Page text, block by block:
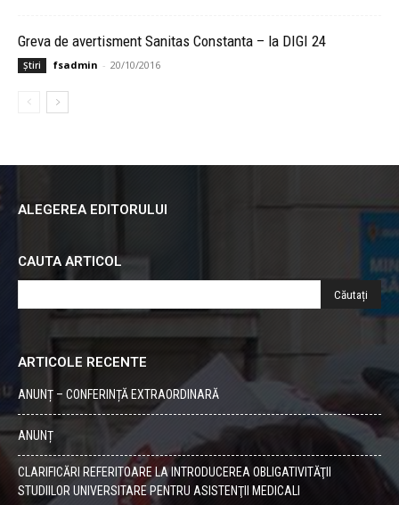
Greva de avertisment Sanitas Constanta – la DIGI 24
Știri fsadmin - 20/10/2016
ALEGEREA EDITORULUI
CAUTA ARTICOL
ARTICOLE RECENTE
ANUNȚ – CONFERINȚĂ EXTRAORDINARĂ
ANUNȚ
CLARIFICĂRI REFERITOARE LA INTRODUCEREA OBLIGATIVITĂŢII
STUDIILOR UNIVERSITARE PENTRU ASISTENŢII MEDICALI